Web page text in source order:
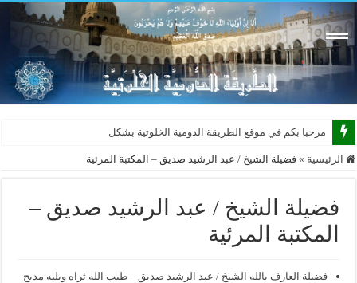
مرحبا بكم في موقع الطريقة الدومية الخلوتية بشكله الجديد
الرئيسية » فضيلة الشيخ / عبد الرشيد صديق – المكتبة المرئية
فضيلة الشيخ / عبد الرشيد صديق –
المكتبة المرئية
فضيلة العارف بالله الشيخ / عبد الرشيد صديق – طيب الله ثراه ويليه مديح